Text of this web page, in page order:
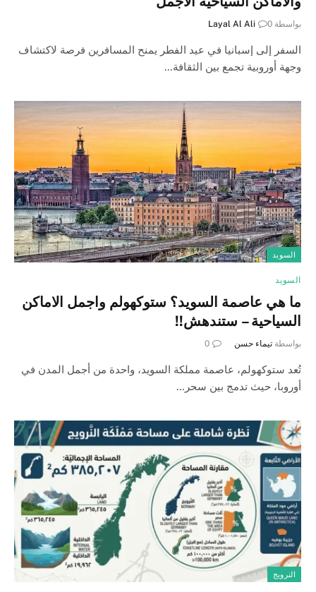
بواسطة Layal Al Ali 0
السفر إلى إسبانيا في عيد الفطر يمنح المسافرين فرصة لاكتشاف
وجهة أوروبية تجمع بين الثقافة…
السويد
السويد
ما هي عاصمة السويد؟ ستوكهولم واجمل الاماكن
السياحية – ستندهش!!
بواسطة تيماء حسن 0
تُعد ستوكهولم، عاصمة مملكة السويد، واحدة من أجمل المدن في
أوروبا، حيث تدمج بين سحر…
النرويج